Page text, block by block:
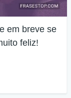
em breve se
feliz!